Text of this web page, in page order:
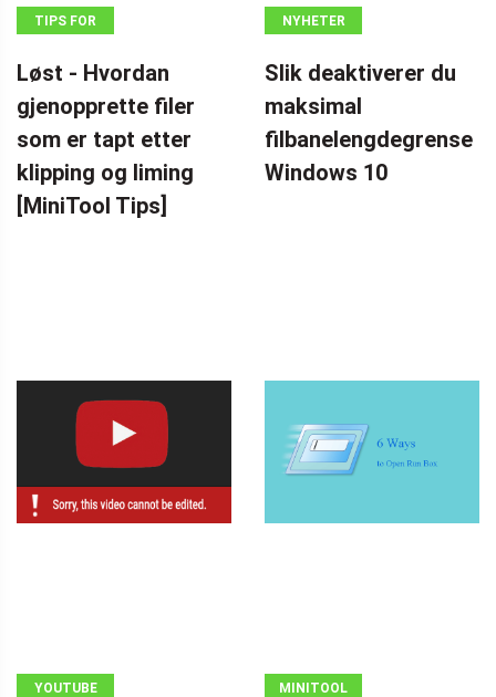
TIPS FOR
AV DATA
Løst - Hvordan
gjenopprette filer
som er tapt etter
klipping og liming
[MiniTool Tips]
NYHETER
Slik deaktiverer du
maksimal
filbanelengdegrense
Windows 10
YOUTUBE
MINITOOL